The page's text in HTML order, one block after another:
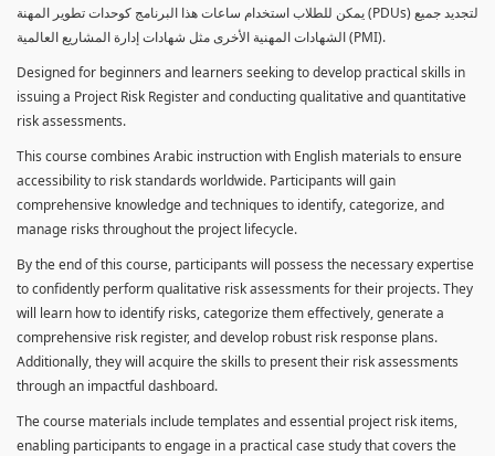
يمكن للطلاب استخدام ساعات هذا البرنامج كوحدات تطوير المهنة (PDUs) لتجديد جميع
الشهادات المهنية الأخرى مثل شهادات إدارة المشاريع العالمية (PMI).
Designed for beginners and learners seeking to develop practical skills in
issuing a Project Risk Register and conducting qualitative and quantitative
risk assessments.
This course combines Arabic instruction with English materials to ensure
accessibility to risk standards worldwide. Participants will gain
comprehensive knowledge and techniques to identify, categorize, and
manage risks throughout the project lifecycle.
By the end of this course, participants will possess the necessary expertise
to confidently perform qualitative risk assessments for their projects. They
will learn how to identify risks, categorize them effectively, generate a
comprehensive risk register, and develop robust risk response plans.
Additionally, they will acquire the skills to present their risk assessments
through an impactful dashboard.
The course materials include templates and essential project risk items,
enabling participants to engage in a practical case study that covers the